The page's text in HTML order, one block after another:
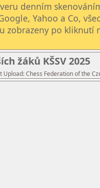
denním
Yahoo a Co,
zobrazeny po kliknutí
žáků KŠSV 2025
Chess Federation of the